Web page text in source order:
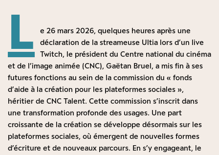
L
e 26 mars 2026, quelques heures après une
déclaration de la streameuse Ultia lors d’un live
Twitch, le président du Centre national du cinéma
et de l’image animée (CNC), Gaëtan Bruel, a mis fin à ses
futures fonctions au sein de la commission du « fonds
d’aide à la création pour les plateformes sociales »,
héritier de CNC Talent. Cette commission s’inscrit dans
une transformation profonde des usages. Une part
croissante de la création se développe désormais sur les
plateformes sociales, où émergent de nouvelles formes
d’écriture et de nouveaux parcours. En s’y engageant, le